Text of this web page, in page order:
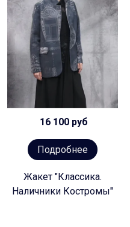
16 100 руб
Подробнее
Жакет "Классика.
Наличники Костромы"